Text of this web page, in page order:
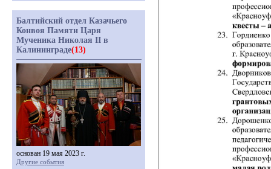
Балтийский отдел Казачьего
Конвоя Памяти Царя
Мученика Николая II в
Калининграде(13)
основан 19 мая 2023 г.
Другие события